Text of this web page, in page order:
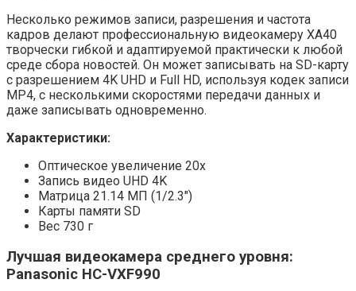
Несколько режимов записи, разрешения и частота
кадров делают профессиональную видеокамеру XA40
творчески гибкой и адаптируемой практически к любой
среде сбора новостей. Он может записывать на SD-карту
с разрешением 4K UHD и Full HD, используя кодек записи
MP4, с несколькими скоростями передачи данных и
даже записывать одновременно.
Характеристики:
Оптическое увеличение 20x
Запись видео UHD 4K
Матрица 21.14 МП (1/2.3″)
Карты памяти SD
Вес 730 г
Лучшая видеокамера среднего уровня:
Panasonic HC-VXF990